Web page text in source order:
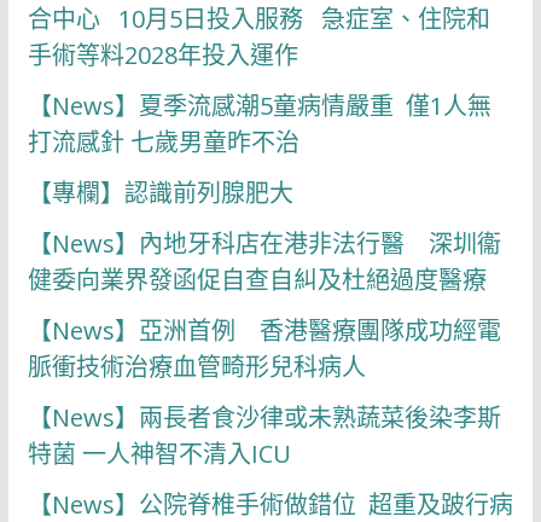
合中心 10月5日投入服務 急症室、住院和
手術等料2028年投入運作
【News】夏季流感潮5童病情嚴重 僅1人無
打流感針 七歲男童昨不治
【專欄】認識前列腺肥大
【News】內地牙科店在港非法行醫 深圳衞
健委向業界發函促自查自糾及杜絕過度醫療
【News】亞洲首例 香港醫療團隊成功經電
脈衝技術治療血管畸形兒科病人
【News】兩長者食沙律或未熟蔬菜後染李斯
特菌 一人神智不清入ICU
【News】公院脊椎手術做錯位 超重及跛行病